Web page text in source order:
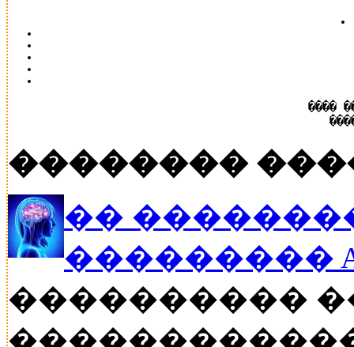
����
��������
��
���������
����������